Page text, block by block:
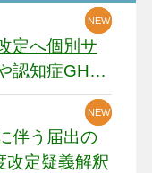
定へ個別サ
認知症GH、
NEW
NEW
NEW
伴う届出の
改定疑義解釈
NEW
NEW